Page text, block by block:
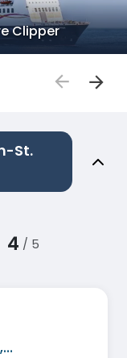
Clipper
St.
4 / 5